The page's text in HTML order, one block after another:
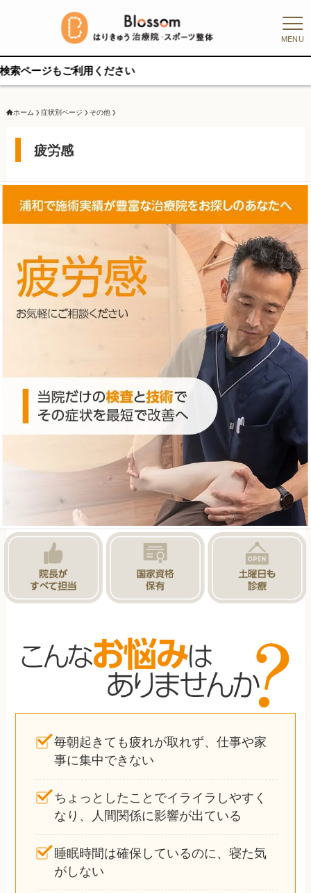
MENU
ださい
ホーム 症状別ページ その他
疲労感
毎朝起きても疲れが取れず、仕事や家
事に集中できない
ちょっとしたことでイライラしやすく
なり、人間関係に影響が出ている
睡眠時間は確保しているのに、寝た気
がしない